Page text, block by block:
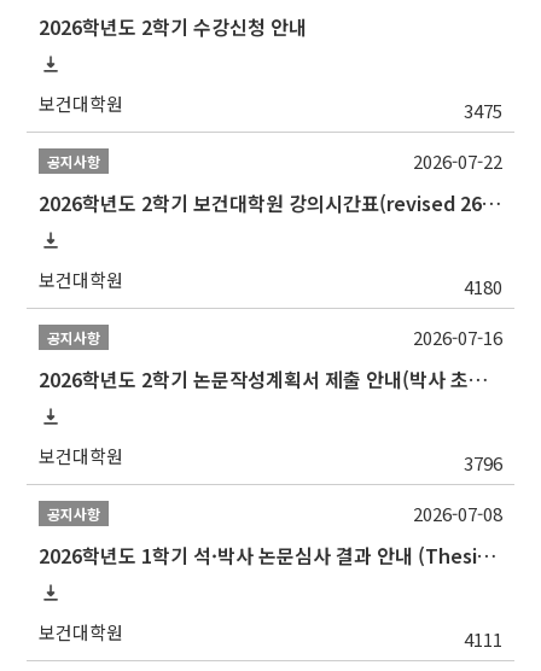
2026학년도 2학기 수강신청 안내
보건대학원 3475
공지사항
2026학년도 2학기 보건대학원 강의시간표(revised 260803)(2026 2nd SEMESTER SNU GSPH TIMETABLE)
보건대학원 4180
2026-07-22
공지사항
2026학년도 2학기 논문작성계획서 제출 안내(박사 초심 일정 포함)_Thesis Proposal
보건대학원 3796
2026-07-16
공지사항
2026학년도 1학기 석·박사 논문심사 결과 안내 (Thesis Defense Result)
보건대학원 4111
2026-07-08